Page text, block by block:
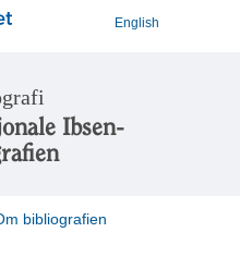
English
Ibsen-
bibliografien